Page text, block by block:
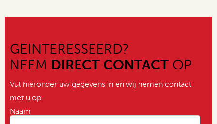
GEINTERESSEERD?
NEEM DIRECT CONTACT OP
Vul hieronder uw gegevens in en wij nemen contact
met u op.
Naam